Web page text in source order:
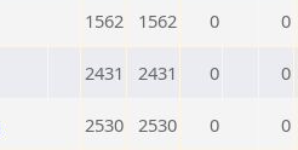
1562 1562 0 0
2431 2431 0 0
2530 2530 0 0